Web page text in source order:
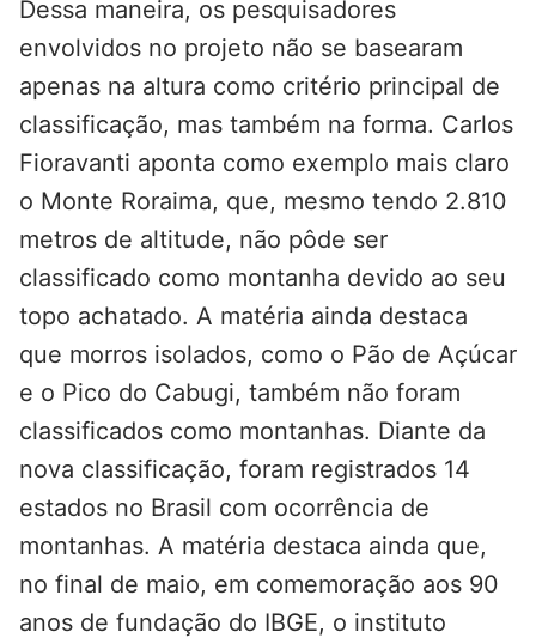
Dessa maneira, os pesquisadores
envolvidos no projeto não se basearam
apenas na altura como critério principal de
classificação, mas também na forma. Carlos
Fioravanti aponta como exemplo mais claro
o Monte Roraima, que, mesmo tendo 2.810
metros de altitude, não pôde ser
classificado como montanha devido ao seu
topo achatado. A matéria ainda destaca
que morros isolados, como o Pão de Açúcar
e o Pico do Cabugi, também não foram
classificados como montanhas. Diante da
nova classificação, foram registrados 14
estados no Brasil com ocorrência de
montanhas. A matéria destaca ainda que,
no final de maio, em comemoração aos 90
anos de fundação do IBGE, o instituto